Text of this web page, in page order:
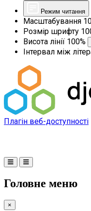
Режим читання
Масштабування
Розмір шрифту
Висота лінії 100%
Інтервал між
Плагін веб-доступності
Головне меню
×